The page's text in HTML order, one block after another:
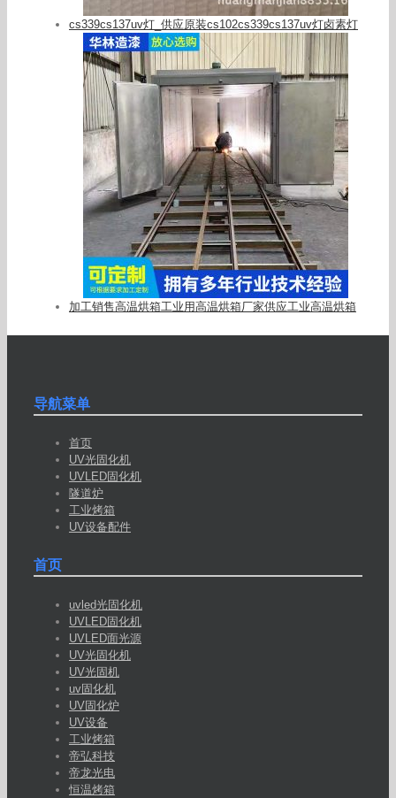
cs339cs137uv灯_供应原装cs102cs339cs137uv灯卤素灯
加工销售高温烘箱工业用高温烘箱厂家供应工业高温烘箱
导航菜单
首页
UV光固化机
UVLED固化机
隧道炉
工业烤箱
UV设备配件
首页
uvled光固化机
UVLED固化机
UVLED面光源
UV光固化机
UV光固机
uv固化机
UV固化炉
UV设备
工业烤箱
帝弘科技
帝龙光电
恒温烤箱